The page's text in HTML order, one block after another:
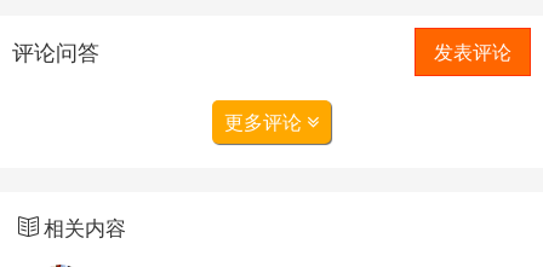
评论问答 发表评论
更多评论
相关内容